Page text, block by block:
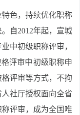
色，持续优化职称
自2012年起，宣城
中初级职称评审，
评审中初级职称申
评审等方式，不拘
社厅授权面向全省
评审，成为全国唯